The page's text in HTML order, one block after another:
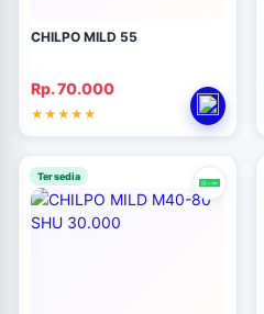
CHILPO MILD 55
Rp. 70.000
Tersedia